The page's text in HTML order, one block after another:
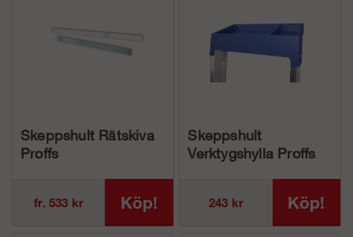
Skeppshult Rätskiva
Proffs
fr. 533 kr Köp!
Skeppshult
Verktygshylla Proffs
243 kr Köp!